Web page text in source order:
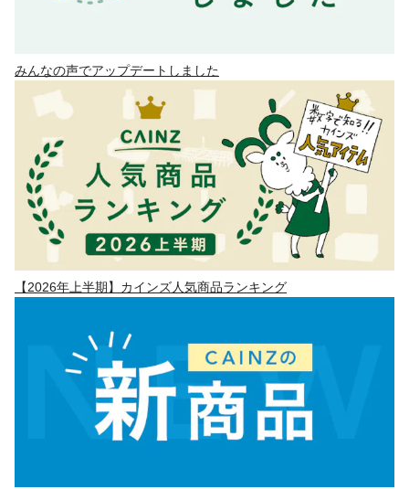
みんなの声でアップデートしました
【2026年上半期】カインズ人気商品ランキング